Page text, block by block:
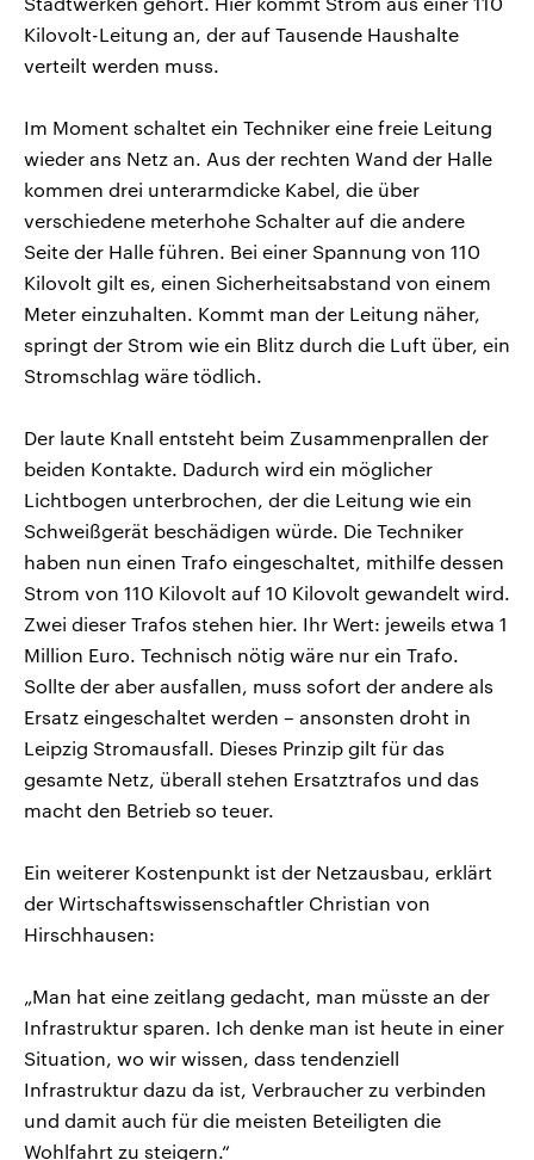
Kilovolt-Leitung an, der auf Tausende Haushalte
verteilt werden muss.
Im Moment schaltet ein Techniker eine freie Leitung
wieder ans Netz an. Aus der rechten Wand der Halle
kommen drei unterarmdicke Kabel, die über
verschiedene meterhohe Schalter auf die andere
Seite der Halle führen. Bei einer Spannung von 110
Kilovolt gilt es, einen Sicherheitsabstand von einem
Meter einzuhalten. Kommt man der Leitung näher,
springt der Strom wie ein Blitz durch die Luft über, ein
Stromschlag wäre tödlich.
Der laute Knall entsteht beim Zusammenprallen der
beiden Kontakte. Dadurch wird ein möglicher
Lichtbogen unterbrochen, der die Leitung wie ein
Schweißgerät beschädigen würde. Die Techniker
haben nun einen Trafo eingeschaltet, mithilfe dessen
Strom von 110 Kilovolt auf 10 Kilovolt gewandelt wird.
Zwei dieser Trafos stehen hier. Ihr Wert: jeweils etwa 1
Million Euro. Technisch nötig wäre nur ein Trafo.
Sollte der aber ausfallen, muss sofort der andere als
Ersatz eingeschaltet werden – ansonsten droht in
Leipzig Stromausfall. Dieses Prinzip gilt für das
gesamte Netz, überall stehen Ersatztrafos und das
macht den Betrieb so teuer.
Ein weiterer Kostenpunkt ist der Netzausbau, erklärt
der Wirtschaftswissenschaftler Christian von
Hirschhausen:
„Man hat eine zeitlang gedacht, man müsste an der
Infrastruktur sparen. Ich denke man ist heute in einer
Situation, wo wir wissen, dass tendenziell
Infrastruktur dazu da ist, Verbraucher zu verbinden
und damit auch für die meisten Beteiligten die
Wohlfahrt zu steigern.“